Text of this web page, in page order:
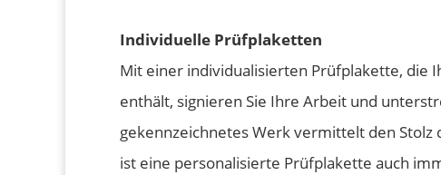
Individuelle Prüfplaketten
Mit einer individualisierten Prüfplakette, die
enthält, signieren Sie Ihre Arbeit und
gekennzeichnetes Werk vermittelt den
ist eine personalisierte Prüfplakette auch